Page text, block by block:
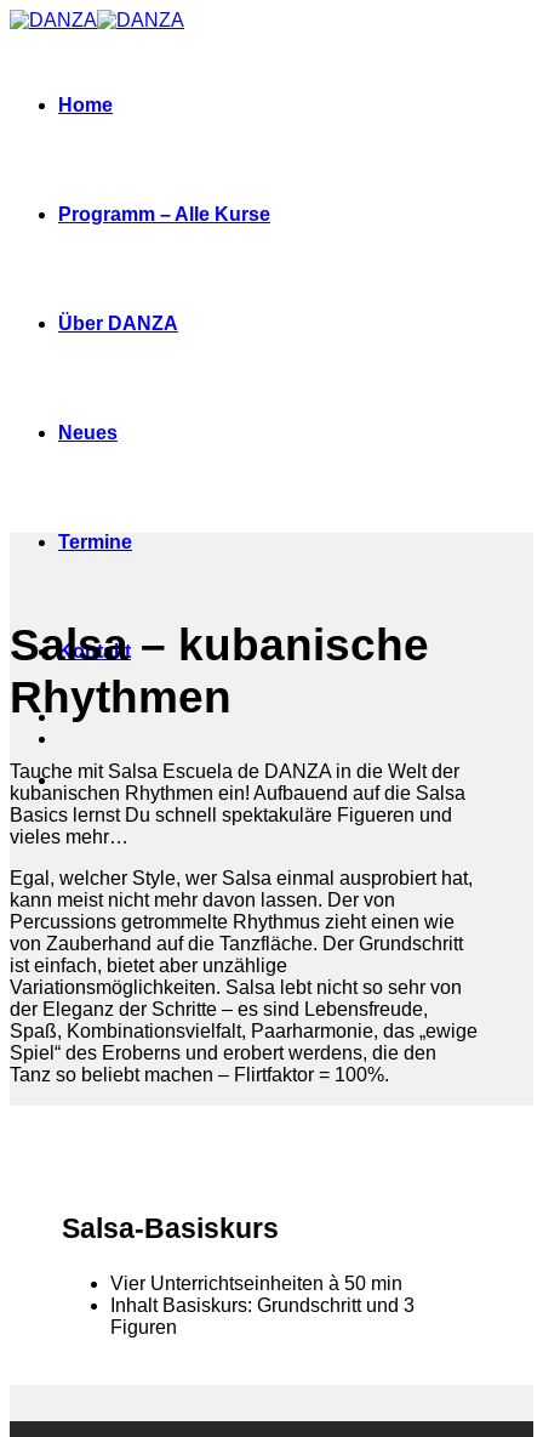
Zum
Home
Programm – Alle Kurse
Über DANZA
Neues
Termine
Kontakt
Salsa – kubanische
Rhythmen
Tauche mit Salsa Escuela de DANZA in die Welt der
kubanischen Rhythmen ein! Aufbauend auf die Salsa
Basics lernst Du schnell spektakuläre Figueren und
vieles mehr…
Egal, welcher Style, wer Salsa einmal ausprobiert hat,
kann meist nicht mehr davon lassen. Der von
Percussions getrommelte Rhythmus zieht einen wie
von Zauberhand auf die Tanzfläche. Der Grundschritt
ist einfach, bietet aber unzählige
Variationsmöglichkeiten. Salsa lebt nicht so sehr von
der Eleganz der Schritte – es sind Lebensfreude,
Spaß, Kombinationsvielfalt, Paarharmonie, das „ewige
Spiel“ des Eroberns und erobert werdens, die den
Tanz so beliebt machen – Flirtfaktor = 100%.
Salsa-Basiskurs
Vier Unterrichtseinheiten à 50 min
Inhalt Basiskurs: Grundschritt und 3
Figuren